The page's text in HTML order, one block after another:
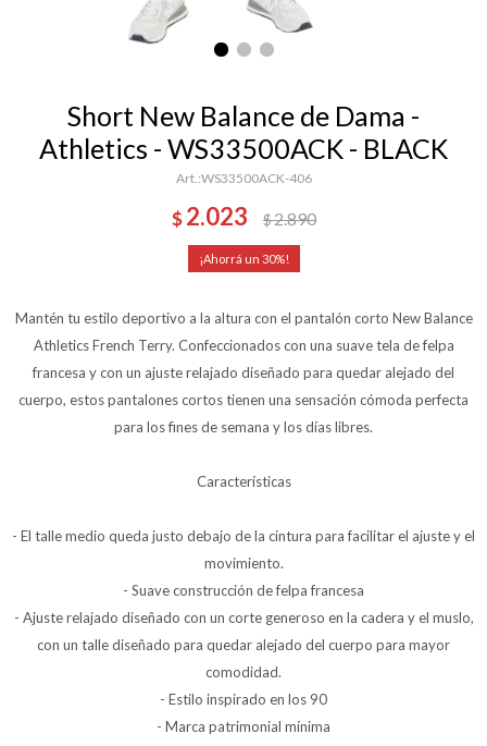
Short New Balance de Dama -
Athletics - WS33500ACK - BLACK
WS33500ACK-406
$ 2.023 $2.890
30
Mantén tu estilo deportivo a la altura con el pantalón corto New Balance
Athletics French Terry. Confeccionados con una suave tela de felpa
francesa y con un ajuste relajado diseñado para quedar alejado del
cuerpo, estos pantalones cortos tienen una sensación cómoda perfecta
para los fines de semana y los días libres.
Características
- El talle medio queda justo debajo de la cintura para facilitar el ajuste y el
movimiento.
- Suave construcción de felpa francesa
- Ajuste relajado diseñado con un corte generoso en la cadera y el muslo,
con un talle diseñado para quedar alejado del cuerpo para mayor
comodidad.
- Estilo inspirado en los 90
- Marca patrimonial mínima